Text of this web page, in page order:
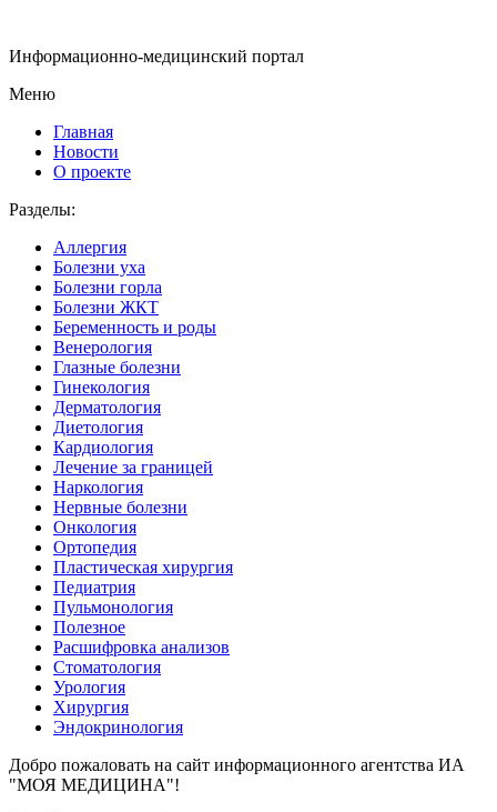
Информационно-медицинский портал
Меню
Главная
Новости
О проекте
Разделы:
Аллергия
Болезни уха
Болезни горла
Болезни ЖКТ
Беременность и роды
Венерология
Глазные болезни
Гинекология
Дерматология
Диетология
Кардиология
Лечение за границей
Наркология
Нервные болезни
Онкология
Ортопедия
Пластическая хирургия
Педиатрия
Пульмонология
Полезное
Расшифровка анализов
Стоматология
Урология
Хирургия
Эндокринология
Добро пожаловать на сайт информационного агентства ИА
"МОЯ МЕДИЦИНА"!